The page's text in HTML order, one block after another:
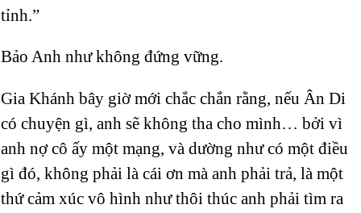
tỉnh.”
Bảo Anh như không đứng vững.
Gia Khánh bây giờ mới chắc chắn rằng, nếu Ân Di
có chuyện gì, anh sẽ không tha cho mình… bởi vì
anh nợ cô ấy một mạng, và dường như có một điều
gì đó, không phải là cái ơn mà anh phải trả, là một
thứ cảm xúc vô hình như thôi thúc anh phải tìm ra